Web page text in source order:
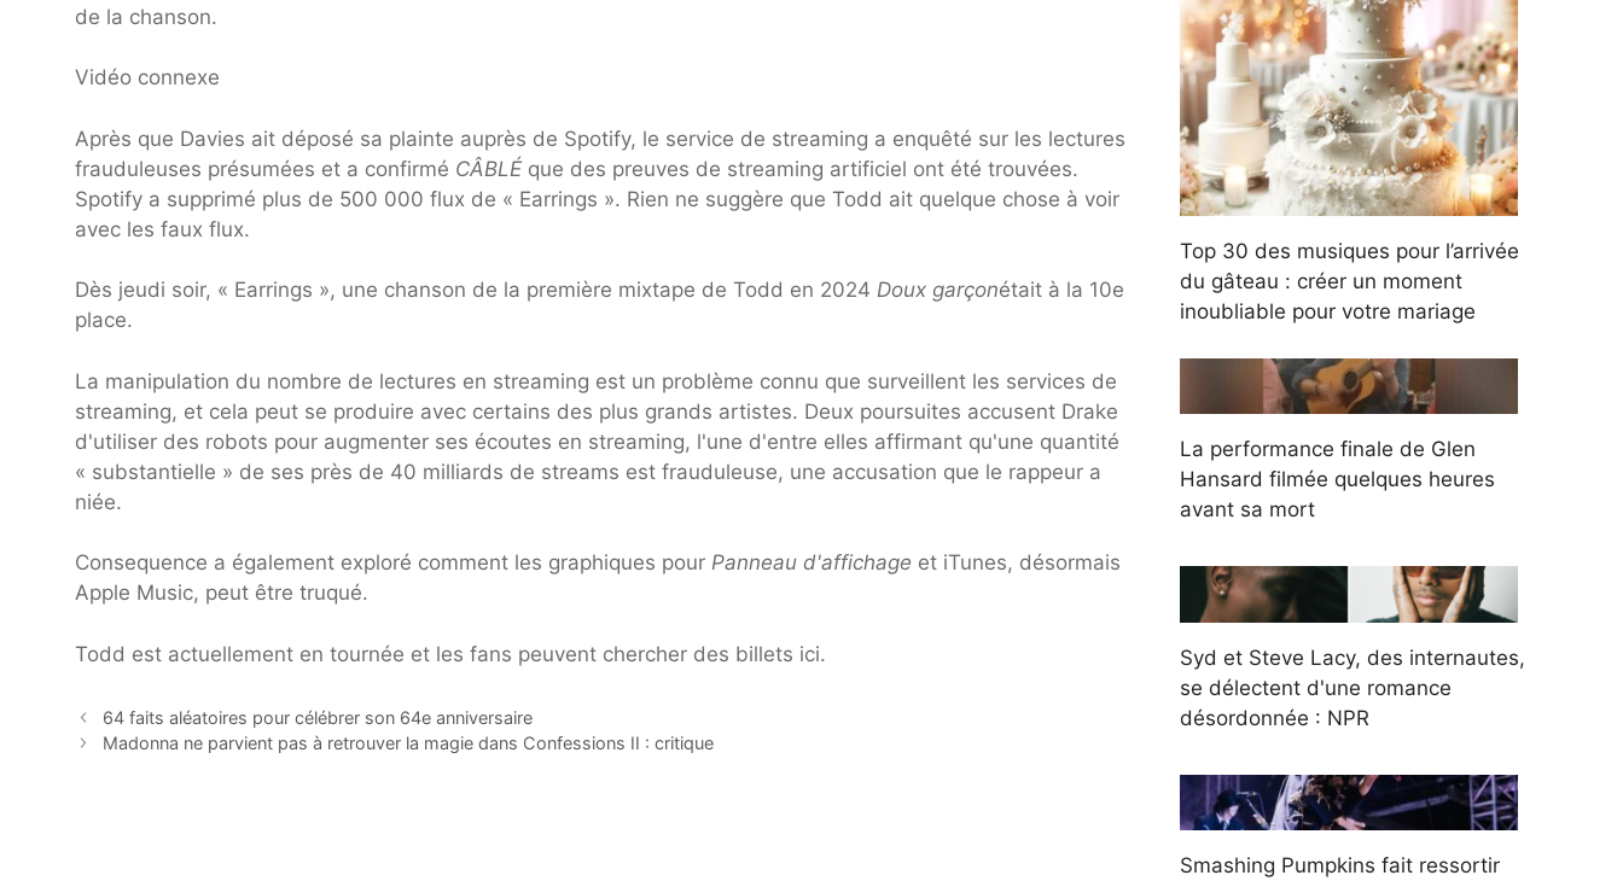
de la chanson.
Vidéo connexe
Après que Davies ait déposé sa plainte auprès de Spotify, le service de streaming a enquêté sur les lectures
frauduleuses présumées et a confirmé CÂBLÉ que des preuves de streaming artificiel ont été trouvées.
Spotify a supprimé plus de 500 000 flux de « Earrings ». Rien ne suggère que Todd ait quelque chose à voir
avec les faux flux.
Dès jeudi soir, « Earrings », une chanson de la première mixtape de Todd en 2024 Doux garçonétait à la 10e
place.
La manipulation du nombre de lectures en streaming est un problème connu que surveillent les services de
streaming, et cela peut se produire avec certains des plus grands artistes. Deux poursuites accusent Drake
d'utiliser des robots pour augmenter ses écoutes en streaming, l'une d'entre elles affirmant qu'une quantité
« substantielle » de ses près de 40 milliards de streams est frauduleuse, une accusation que le rappeur a
niée.
Consequence a également exploré comment les graphiques pour Panneau d'affichage et iTunes, désormais
Apple Music, peut être truqué.
Todd est actuellement en tournée et les fans peuvent chercher des billets ici.
64 faits aléatoires pour célébrer son 64e anniversaire
Madonna ne parvient pas à retrouver la magie dans Confessions II : critique
Top 30 des musiques pour l’arrivée
du gâteau : créer un moment
inoubliable pour votre mariage
La performance finale de Glen
Hansard filmée quelques heures
avant sa mort
Syd et Steve Lacy, des internautes,
se délectent d'une romance
désordonnée : NPR
Smashing Pumpkins fait ressortir